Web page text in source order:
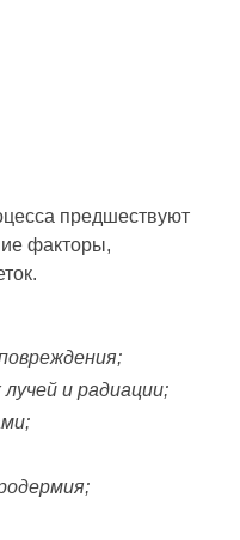
предшествуют
факторы,
и радиации;